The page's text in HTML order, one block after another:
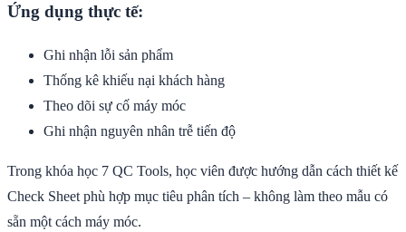
Ứng dụng thực tế:
Ghi nhận lỗi sản phẩm
Thống kê khiếu nại khách hàng
Theo dõi sự cố máy móc
Ghi nhận nguyên nhân trễ tiến độ
Trong khóa học 7 QC Tools, học viên được hướng dẫn cách thiết kế
Check Sheet phù hợp mục tiêu phân tích – không làm theo mẫu có
sẵn một cách máy móc.